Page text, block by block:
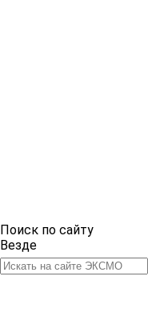
Поиск по сайту
Везде